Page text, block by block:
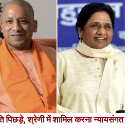
पिछड़े, श्रेणी में शामिल करना न्यायसंगत